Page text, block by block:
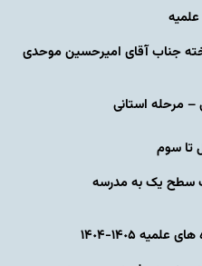
جناب آقای امیرحسین موحدی
– مرحله استانی
تا سوم
سطح یک به مدرسه
١۴٠۵-١۴٠۴